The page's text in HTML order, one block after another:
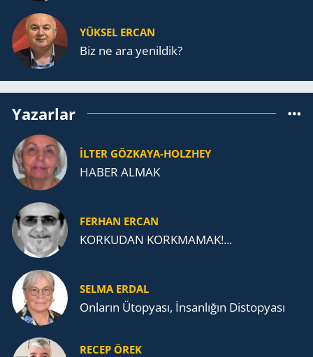
YÜKSEL ERCAN
Biz ne ara yenildik?
Yazarlar
İLTER GÖZKAYA-HOLZHEY
HABER ALMAK
FERHAN ERCAN
KORKUDAN KORKMAMAK!...
SELMA ERDAL
Onların Ütopyası, İnsanlığın Distopyası
RECEP ÖREK